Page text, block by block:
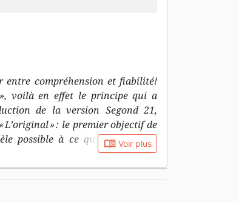
entre compréhension et fiabilité!
», voilà en effet le principe qui a
de la version Segond 21,
L’original » : le premier objectif de
possible à ce que dit le texte
à-dire l’hébreu et l’araméen pour
Testament. « Avec les mots
Segond 21, c’est de recourir à un
book_open Voir plus